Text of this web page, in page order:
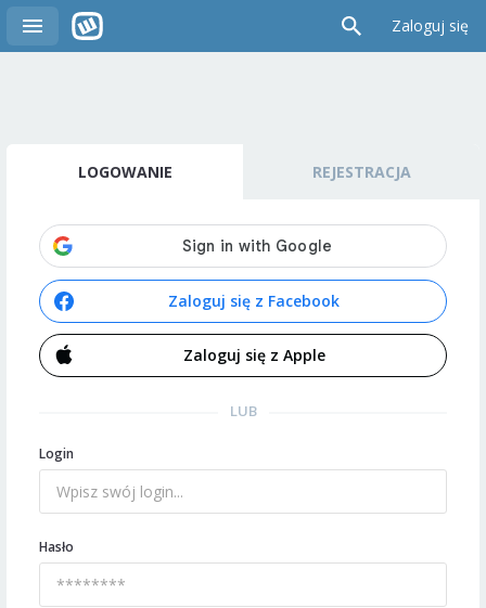
Zaloguj się
LOGOWANIE REJESTRACJA
Zaloguj się z Facebook
Zaloguj się z Apple
LUB
Login
Hasło